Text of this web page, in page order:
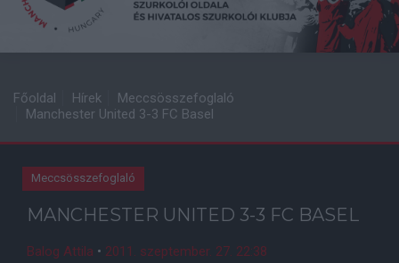
Főoldal Hírek
Meccsösszefoglaló
Manchester United 3-3 FC Basel
Meccsösszefoglaló
MANCHESTER UNITED 3-3 FC BASEL
Balog Attila • 2011. szeptember. 27. 22:38